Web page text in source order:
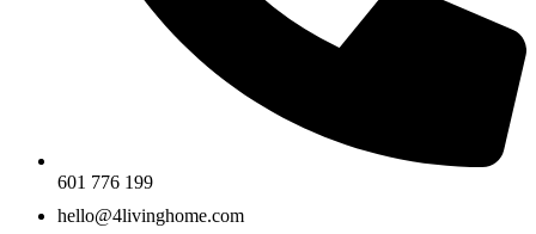
601 776 199
hello@4livinghome.com